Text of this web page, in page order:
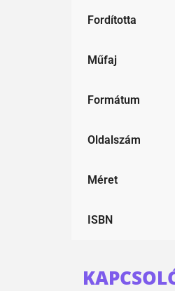
Fordította
Műfaj
Formátum
Oldalszám
Méret
ISBN